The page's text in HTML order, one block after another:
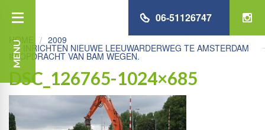
MENU
06-51126747
HOME 2009
INRICHTEN NIEUWE LEEUWARDERWEG TE AMSTERDAM
IN OPDRACHT VAN BAM WEGEN.
DSC_126765-1024×685